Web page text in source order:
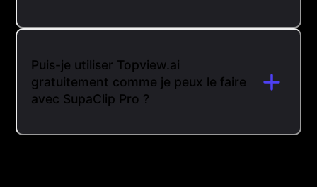
Puis-je utiliser Topview.ai
gratuitement comme je peux le faire
avec SupaClip Pro ?